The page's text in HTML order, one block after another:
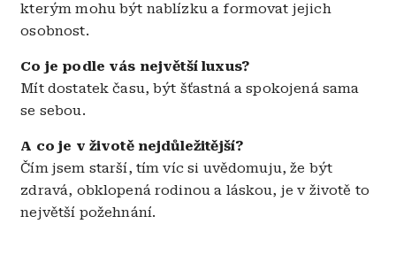
kterým mohu být nablízku a formovat jejich
osobnost.
Co je podle vás největší luxus?
Mít dostatek času, být šťastná a spokojená sama
se sebou.
A co je v životě nejdůležitější?
Čím jsem starší, tím víc si uvědomuju, že být
zdravá, obklopená rodinou a láskou, je v životě to
největší požehnání.